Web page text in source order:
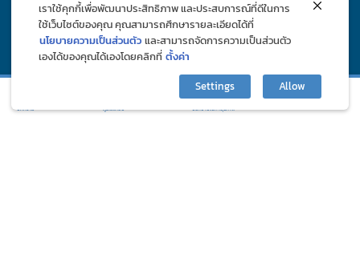
บทความ ภูมิแพ้คลับ
เราใช้คุกกี้เพื่อพัฒนาประสิทธิภาพ และประสบการณ์ที่ดีในการ
ใช้เว็บไซต์ของคุณ คุณสามารถศึกษารายละเอียดได้ที่
นโยบายความเป็นส่วนตัว และสามารถจัดการความเป็นส่วนตัว
เองได้ของคุณได้เองโดยคลิกที่ ตั้งค่า
Settings
Allow